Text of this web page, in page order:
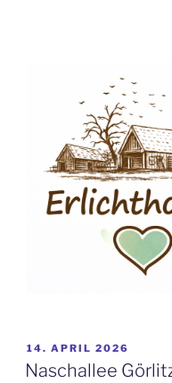
VERÖFFENTLICHT
AM
14. APRIL 2026
Naschallee